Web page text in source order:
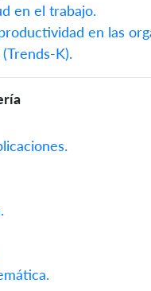
en el trabajo.
en las
K).